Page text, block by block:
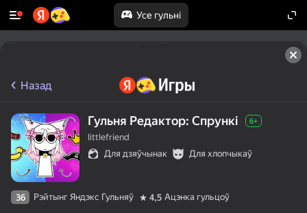
Усе гульні
Назад
Гульня Редактор: Спрункі 6+
littlefriend
Для дзяўчынак
Для хлопчыкаў
36 Рэйтынг Яндэкс Гульняў 4,5 Ацэнка гульцоў